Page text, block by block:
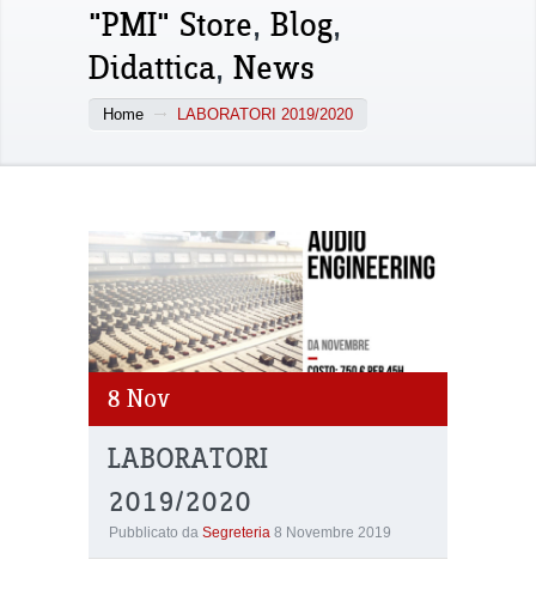
"PMI" Store, Blog,
Didattica, News
Home LABORATORI 2019/2020
8 Nov
LABORATORI
2019/2020
Pubblicato da Segreteria 8 Novembre 2019